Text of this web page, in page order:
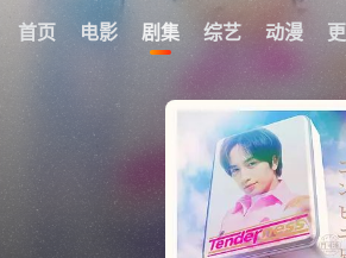
首页 电影 剧集 综艺 动漫
我的观影记录